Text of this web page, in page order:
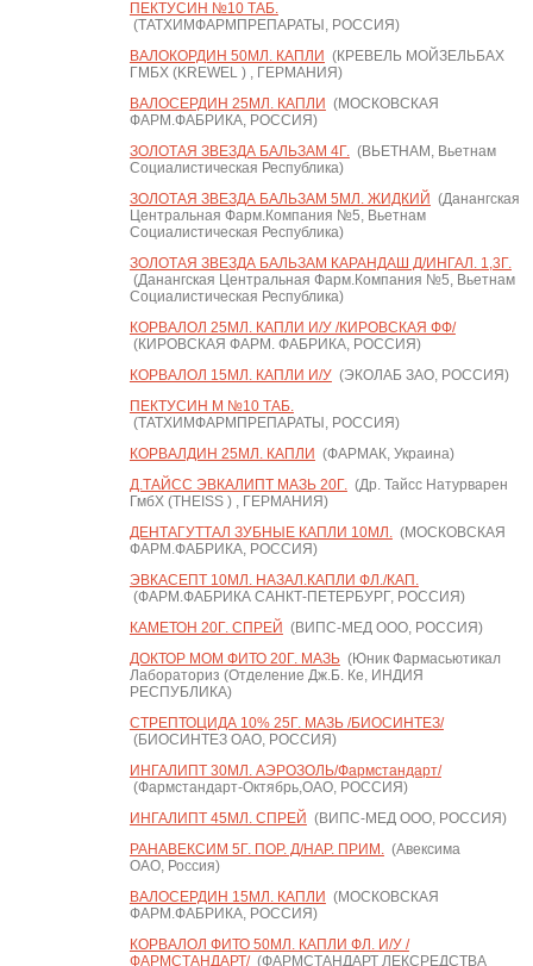
ПЕКТУСИН №10 ТАБ.
(ТАТХИМФАРМПРЕПАРАТЫ, РОССИЯ)
ВАЛОКОРДИН 50МЛ. КАПЛИ (КРЕВЕЛЬ МОЙЗЕЛЬБАХ
ГМБХ (KREWEL ) , ГЕРМАНИЯ)
ВАЛОСЕРДИН 25МЛ. КАПЛИ (МОСКОВСКАЯ
ФАРМ.ФАБРИКА, РОССИЯ)
ЗОЛОТАЯ ЗВЕЗДА БАЛЬЗАМ 4Г.(ВЬЕТНАМ, Вьетнам
Социалистическая Республика)
ЗОЛОТАЯ ЗВЕЗДА БАЛЬЗАМ 5МЛ. ЖИДКИЙ (Данангская
Центральная Фарм.Компания №5, Вьетнам
Социалистическая Республика)
ЗОЛОТАЯ ЗВЕЗДА БАЛЬЗАМ КАРАНДАШ Д/ИНГАЛ. 1,3Г.
(Данангская Центральная Фарм.Компания №5, Вьетнам
Социалистическая Республика)
КОРВАЛОЛ 25МЛ. КАПЛИ И/У /КИРОВСКАЯ ФФ/
(КИРОВСКАЯ ФАРМ. ФАБРИКА, РОССИЯ)
КОРВАЛОЛ 15МЛ. КАПЛИ И/У(ЭКОЛАБ ЗАО, РОССИЯ)
ПЕКТУСИН М №10 ТАБ.
(ТАТХИМФАРМПРЕПАРАТЫ, РОССИЯ)
КОРВАЛДИН 25МЛ. КАПЛИ (ФАРМАК, Украина)
Д.ТАЙСС ЭВКАЛИПТ МАЗЬ 20Г.(Др. Тайсс Натурварен
ГмбХ (THEISS ) , ГЕРМАНИЯ)
ДЕНТАГУТТАЛ ЗУБНЫЕ КАПЛИ 10МЛ.(МОСКОВСКАЯ
ФАРМ.ФАБРИКА, РОССИЯ)
ЭВКАСЕПТ 10МЛ. НАЗАЛ.КАПЛИ ФЛ./КАП.
(ФАРМ.ФАБРИКА САНКТ-ПЕТЕРБУРГ, РОССИЯ)
КАМЕТОН 20Г. СПРЕЙ (ВИПС-МЕД ООО, РОССИЯ)
ДОКТОР МОМ ФИТО 20Г. МАЗЬ(Юник Фармасьютикал
Лабораториз (Отделение Дж.Б. Ке, ИНДИЯ
РЕСПУБЛИКА)
СТРЕПТОЦИДА 10% 25Г. МАЗЬ /БИОСИНТЕЗ/
(БИОСИНТЕЗ ОАО, РОССИЯ)
ИНГАЛИПТ 30МЛ. АЭРОЗОЛЬ/Фармстандарт/
(Фармстандарт-Октябрь,ОАО, РОССИЯ)
ИНГАЛИПТ 45МЛ. СПРЕЙ (ВИПС-МЕД ООО, РОССИЯ)
РАНАВЕКСИМ 5Г. ПОР. Д/НАР. ПРИМ.(Авексима
ОАО, Россия)
ВАЛОСЕРДИН 15МЛ. КАПЛИ (МОСКОВСКАЯ
ФАРМ.ФАБРИКА, РОССИЯ)
КОРВАЛОЛ ФИТО 50МЛ. КАПЛИ ФЛ. И/У /
ФАРМСТАНДАРТ/(ФАРМСТАНДАРТ ЛЕКСРЕДСТВА